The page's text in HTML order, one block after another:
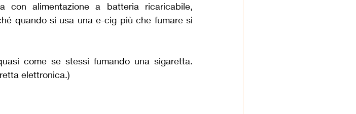
con alimentazione a batteria ricaricabile,
quando si usa una e-cig più che fumare si
come se stessi fumando una sigaretta.
elettronica.)